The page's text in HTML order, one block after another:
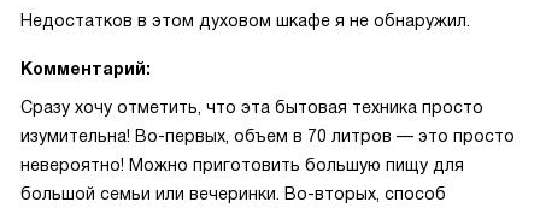
Недостатков в этом духовом шкафе я не обнаружил.
Комментарий:
Сразу хочу отметить, что эта бытовая техника просто
изумительна! Во-первых, объем в 70 литров — это просто
невероятно! Можно приготовить большую пищу для
большой семьи или вечеринки. Во-вторых, способ